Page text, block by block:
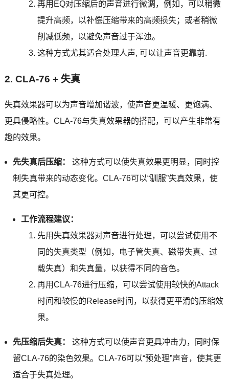
再用EQ对压缩后的声音进行微调，例如，可以稍微
提升高频，以补偿压缩带来的高频损失；或者稍微
削减低频，以避免声音过于浑浊。
这种方式尤其适合处理人声, 可以让声音更靠前.
2. CLA-76 + 失真
失真效果器可以为声音增加谐波，使声音更温暖、更饱满、
更具侵略性。CLA-76与失真效果器的搭配，可以产生非常有
趣的效果。
先失真后压缩：
这种方式可以使失真效果更明显，同时控
制失真带来的动态变化。CLA-76可以“驯服”失真效果，使
其更可控。
工作流程建议：
先用失真效果器对声音进行处理，可以尝试使用不
同的失真类型（例如，电子管失真、磁带失真、过
载失真）和失真量，以获得不同的音色。
再用CLA-76进行压缩，可以尝试使用较快的Attack
时间和较慢的Release时间，以获得更平滑的压缩效
果。
先压缩后失真：
这种方式可以使声音更具冲击力，同时保
留CLA-76的染色效果。CLA-76可以“预处理”声音，使其更
适合于失真处理。